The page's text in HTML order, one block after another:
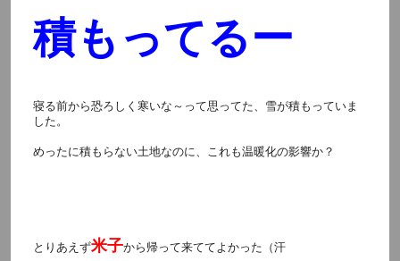
積もってるー
寝る前から恐ろしく寒いな～って思ってた、雪が積もっていま
した。
めったに積もらない土地なのに、これも温暖化の影響か？
とりあえず米子から帰って来ててよかった（汗